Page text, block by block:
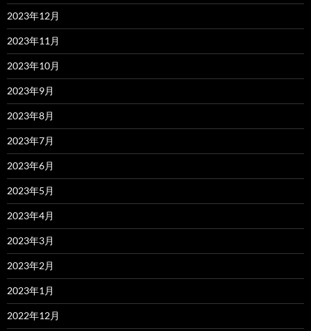
2023年12月
2023年11月
2023年10月
2023年9月
2023年8月
2023年7月
2023年6月
2023年5月
2023年4月
2023年3月
2023年2月
2023年1月
2022年12月